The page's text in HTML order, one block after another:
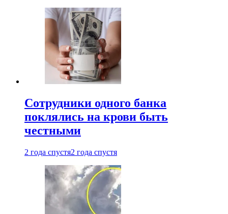
Сотрудники одного банка
поклялись на крови быть
честными
2 года спустя2 года спустя